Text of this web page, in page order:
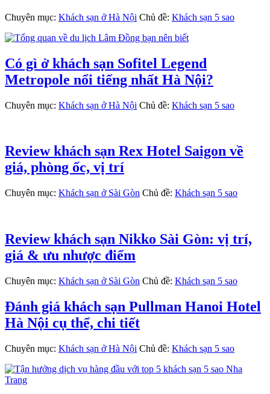
Chuyên mục: Khách sạn ở Hà Nội Chủ đề: Khách sạn 5 sao
Có gì ở khách sạn Sofitel Legend
Metropole nổi tiếng nhất Hà Nội?
Chuyên mục: Khách sạn ở Hà Nội Chủ đề: Khách sạn 5 sao
Review khách sạn Rex Hotel Saigon về
giá, phòng ốc, vị trí
Chuyên mục: Khách sạn ở Sài Gòn Chủ đề: Khách sạn 5 sao
Review khách sạn Nikko Sài Gòn: vị trí,
giá & ưu nhược điểm
Chuyên mục: Khách sạn ở Sài Gòn Chủ đề: Khách sạn 5 sao
Đánh giá khách sạn Pullman Hanoi Hotel
Hà Nội cụ thể, chi tiết
Chuyên mục: Khách sạn ở Hà Nội Chủ đề: Khách sạn 5 sao